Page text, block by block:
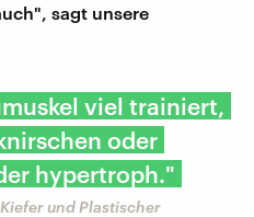
sagt unsere
viel trainiert,
oder
hypertroph."
und Plastischer